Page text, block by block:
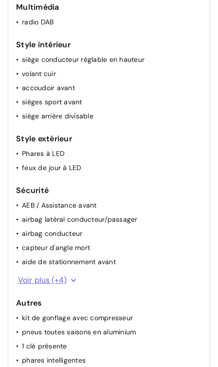
Multimédia
radio DAB
Style intérieur
siège conducteur réglable en hauteur
volant cuir
accoudoir avant
sièges sport avant
siège arrière divisable
Style extérieur
Phares à LED
feux de jour à LED
Sécurité
AEB / Assistance avant
airbag latéral conducteur/passager
airbag conducteur
capteur d'angle mort
aide de stationnement avant
alerte franchissement de ligne
camera de recul
airbag passager
Voir plus (+4)
Autres
kit de gonflage avec compresseur
pneus toutes saisons en aluminium
1 clé présente
phares intelligentes